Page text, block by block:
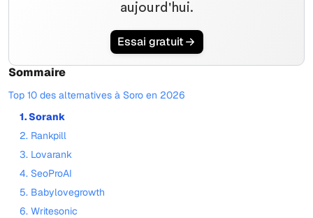
aujourd'hui.
Essai gratuit
Sommaire
Top 10 des alternatives à Soro en 2026
1. Sorank
2. Rankpill
3. Lovarank
4. SeoProAI
5. Babylovegrowth
6. Writesonic